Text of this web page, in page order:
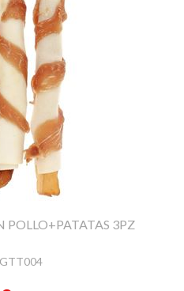
POLLO+PATATAS 3PZ
GTT004